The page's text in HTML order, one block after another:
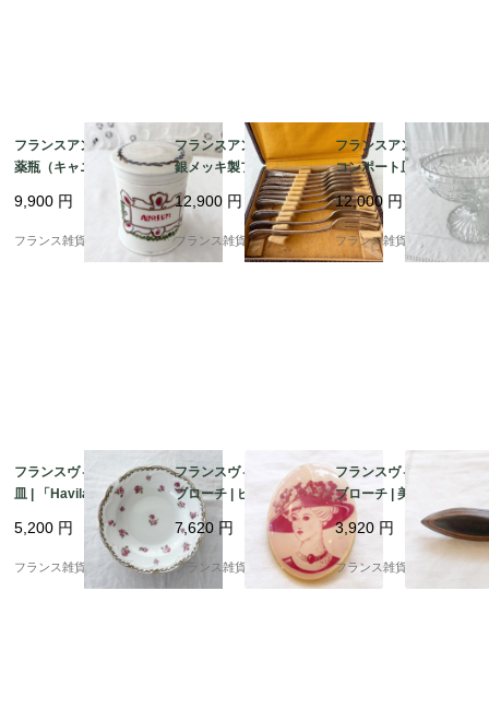
フランスアンティーク
薬瓶（キャニスター）|
金彩やグリーンの植物
が描かれた「AURE
9,900 円
フランス雑貨chouchou
フランスアンティーク
銀メッキ製フォーク10
本セット｜フレンチエ
レガンス ロカイユ＆ア
カンサス模様 | 1900年
代前半
12,900 円
フランス雑貨chouchou
フランスアンティーク
コンポート皿 | 美しい
模様のプレスドガラス
が素敵 | 1900年代中頃
12,000 円
フランス雑貨chouchou
フランスヴィンテージ
皿 | 「Haviland Limog
es」アビランド リモー
ジュ ピンク色の小花柄
磁器プレート | 1900年
5,200 円
フランス雑貨chouchou
フランスヴィンテージ
ブローチ | ピンク色の
帽子を被った貴婦人 レ
ジン製 | 1960-70年代
7,620 円
フランス雑貨chouchou
フランスヴィンテージ
ブローチ | 美しい木目
木の温もり 美しい曲線
| 1900年代中頃～後半
3,920 円
フランス雑貨chouchou